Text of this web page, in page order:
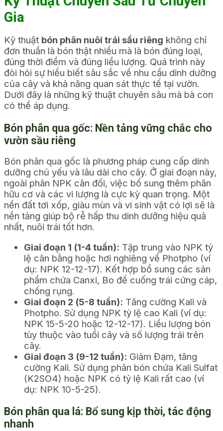
Gia
Kỹ thuật bón phân nuôi trái sầu riêng không chỉ
đơn thuần là bón thật nhiều mà là bón đúng loại,
đúng thời điểm và đúng liều lượng. Quá trình này
đòi hỏi sự hiểu biết sâu sắc về nhu cầu dinh dưỡng
của cây và khả năng quan sát thực tế tại vườn.
Dưới đây là những kỹ thuật chuyên sâu mà bà con
có thể áp dụng.
Bón phân qua gốc: Nền tảng vững chắc cho
vườn sầu riêng
Bón phân qua gốc là phương pháp cung cấp dinh
dưỡng chủ yếu và lâu dài cho cây. Ở giai đoạn này,
ngoài phân NPK cân đối, việc bổ sung thêm phân
hữu cơ và các vi lượng là cực kỳ quan trọng. Một
nền đất tơi xốp, giàu mùn và vi sinh vật có lợi sẽ là
nền tảng giúp bộ rễ hấp thu dinh dưỡng hiệu quả
nhất, nuôi trái tốt hơn.
Giai đoạn 1 (1-4 tuần): Tập trung vào NPK tỷ
lệ cân bằng hoặc hơi nghiêng về Photpho (ví
dụ: NPK 12-12-17). Kết hợp bổ sung các sản
phẩm chứa Canxi, Bo để cuống trái cứng cáp,
chống rụng.
Giai đoạn 2 (5-8 tuần): Tăng cường Kali và
Photpho. Sử dụng NPK tỷ lệ cao Kali (ví dụ:
NPK 15-5-20 hoặc 12-12-17). Liều lượng bón
tùy thuộc vào tuổi cây và số lượng trái trên
cây.
Giai đoạn 3 (9-12 tuần): Giảm Đạm, tăng
cường Kali. Sử dụng phân bón chứa Kali Sulfat
(K2SO4) hoặc NPK có tỷ lệ Kali rất cao (ví
dụ: NPK 10-5-25).
Bón phân qua lá: Bổ sung kịp thời, tác động
nhanh